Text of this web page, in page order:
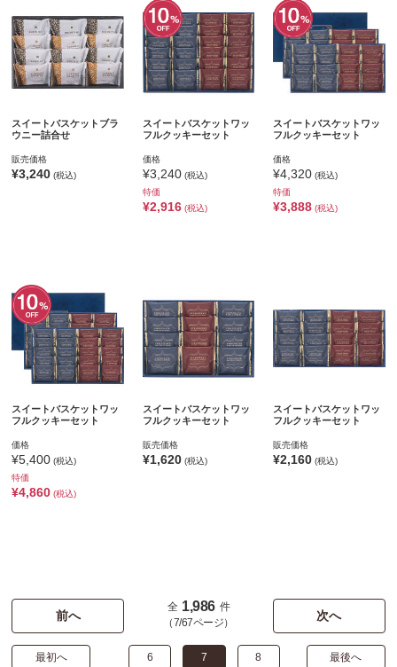
スイートバスケットブラ
ウニー詰合せ
販売価格
¥3,240 (税込)
スイートバスケットワッ
フルクッキーセット
価格
¥3,240(税込)
特価
¥2,916(税込)
スイートバスケットワッ
フルクッキーセット
価格
¥4,320 (税込)
特価
¥3,888 (税込)
スイートバスケットワッ
フルクッキーセット
価格
¥5,400 (税込)
特価
¥4,860 (税込)
スイートバスケットワッ
フルクッキーセット
販売価格
¥1,620(税込)
スイートバスケットワッ
フルクッキーセット
販売価格
¥2,160 (税込)
前へ 次へ
全 1,986 件
（7/67ページ）
最初へ 6 7 8 最後へ